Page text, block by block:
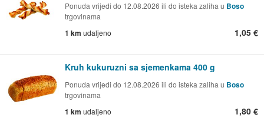
Ponuda vrijedi do 12.08.2026 ili do isteka zaliha u Boso
trgovinama
1 km udaljeno 1,05 €
Kruh kukuruzni sa sjemenkama 400 g
Ponuda vrijedi do 12.08.2026 ili do isteka zaliha u Boso
trgovinama
1 km udaljeno 1,80 €